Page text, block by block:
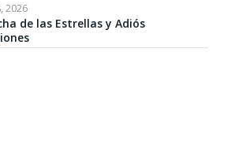
2026
de las Estrellas y Adiós